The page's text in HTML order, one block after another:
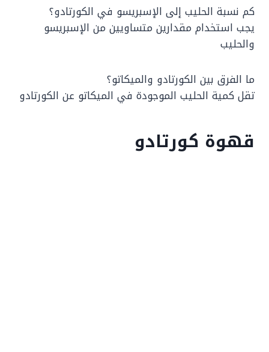
كم نسبة الحليب إلى الإسبريسو في الكورتادو؟
يجب استخدام مقدارين متساويين من الإسبريسو
والحليب
ما الفرق بين الكورتادو والميكاتو؟
تقل كمية الحليب الموجودة في الميكاتو عن الكورتادو
قهوة كورتادو